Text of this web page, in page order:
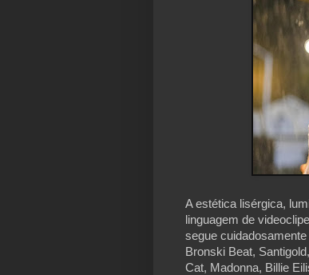
A estética lisérgica,
linguagem de
segue
Bronski Beat,
Cat, Madonna, Billie